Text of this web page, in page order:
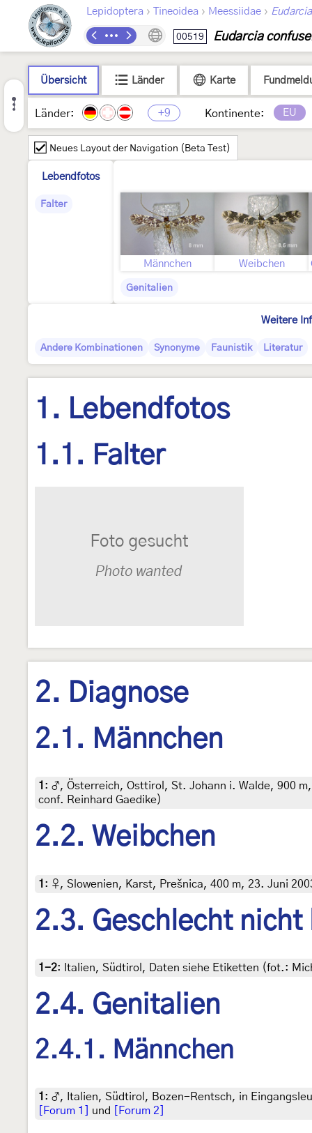
Lepidoptera › Tineoidea › Meessiidae › Eudarcia
00519 Eudarcia
Übersicht Länder Karte
Länder: +9 Kontinente: EU
Neues Layout der Navigation (Beta Test)
Lebendfotos
Falter
Männchen Weibchen
Genitalien
Weitere
Andere Kombinationen Synonyme Faunistik Literatur
1. Lebendfotos
1.1. Falter
2. Diagnose
2.1. Männchen
1 : ♂, Österreich, Osttirol, St. Johann i. Walde, 900
conf. Reinhard Gaedike)
2.2. Weibchen
1 : ♀, Slowenien, Karst, Prešnica, 400 m, 23. Juni
2.3. Geschlecht nicht
1-2: Italien, Südtirol, Daten siehe Etiketten (fot.:
2.4. Genitalien
2.4.1. Männchen
1 : ♂, Italien, Südtirol, Bozen-Rentsch, in
[Forum 1]
und [Forum 2]